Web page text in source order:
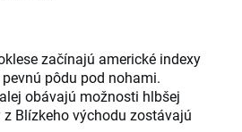
začínajú americké indexy
pôdu pod nohami.
obávajú možnosti hlbšej
z Blízkeho východu zostávajú